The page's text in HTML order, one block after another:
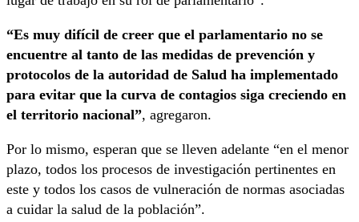
“Es muy difícil de creer que el parlamentario no se
encuentre al tanto de las medidas de prevención y
protocolos de la autoridad de Salud ha implementado
para evitar que la curva de contagios siga creciendo en
el territorio nacional”, agregaron.
Por lo mismo, esperan que se lleven adelante “en el menor
plazo, todos los procesos de investigación pertinentes en
este y todos los casos de vulneración de normas asociadas
a cuidar la salud de la población”.